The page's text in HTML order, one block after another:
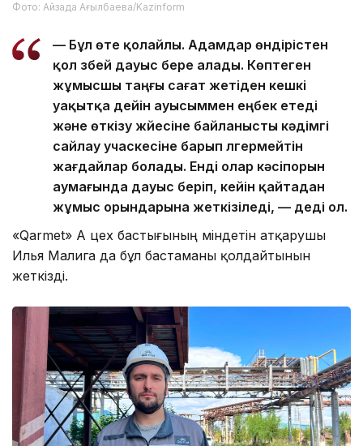
Фото: Айзада Ағылбаева/Kazinform
— Бұл өте қолайлы. Адамдар өндірістен
қол үзбей дауыс бере алады. Көптеген
жұмысшы таңғы сағат жетіден кешкі
уақытқа дейін ауысыммен еңбек етеді
және өткізу жүйесіне байланысты кәдімгі
сайлау учаскесіне барып үлгермейтін
жағдайлар болады. Енді олар кәсіпорын
аумағында дауыс беріп, кейін қайтадан
жұмыс орындарына жеткізіледі, — деді ол.
«Qarmet» АҚ цех бастығының міндетін атқарушы
Илья Малига да бұл бастаманы қолдайтынын
жеткізді.